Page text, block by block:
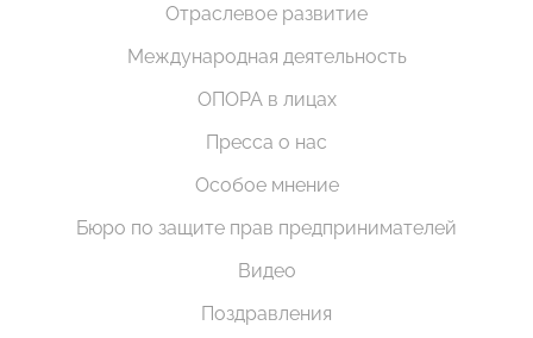
Отраслевое развитие
Международная деятельность
ОПОРА в лицах
Пресса о нас
Особое мнение
Бюро по защите прав предпринимателей
Видео
Поздравления